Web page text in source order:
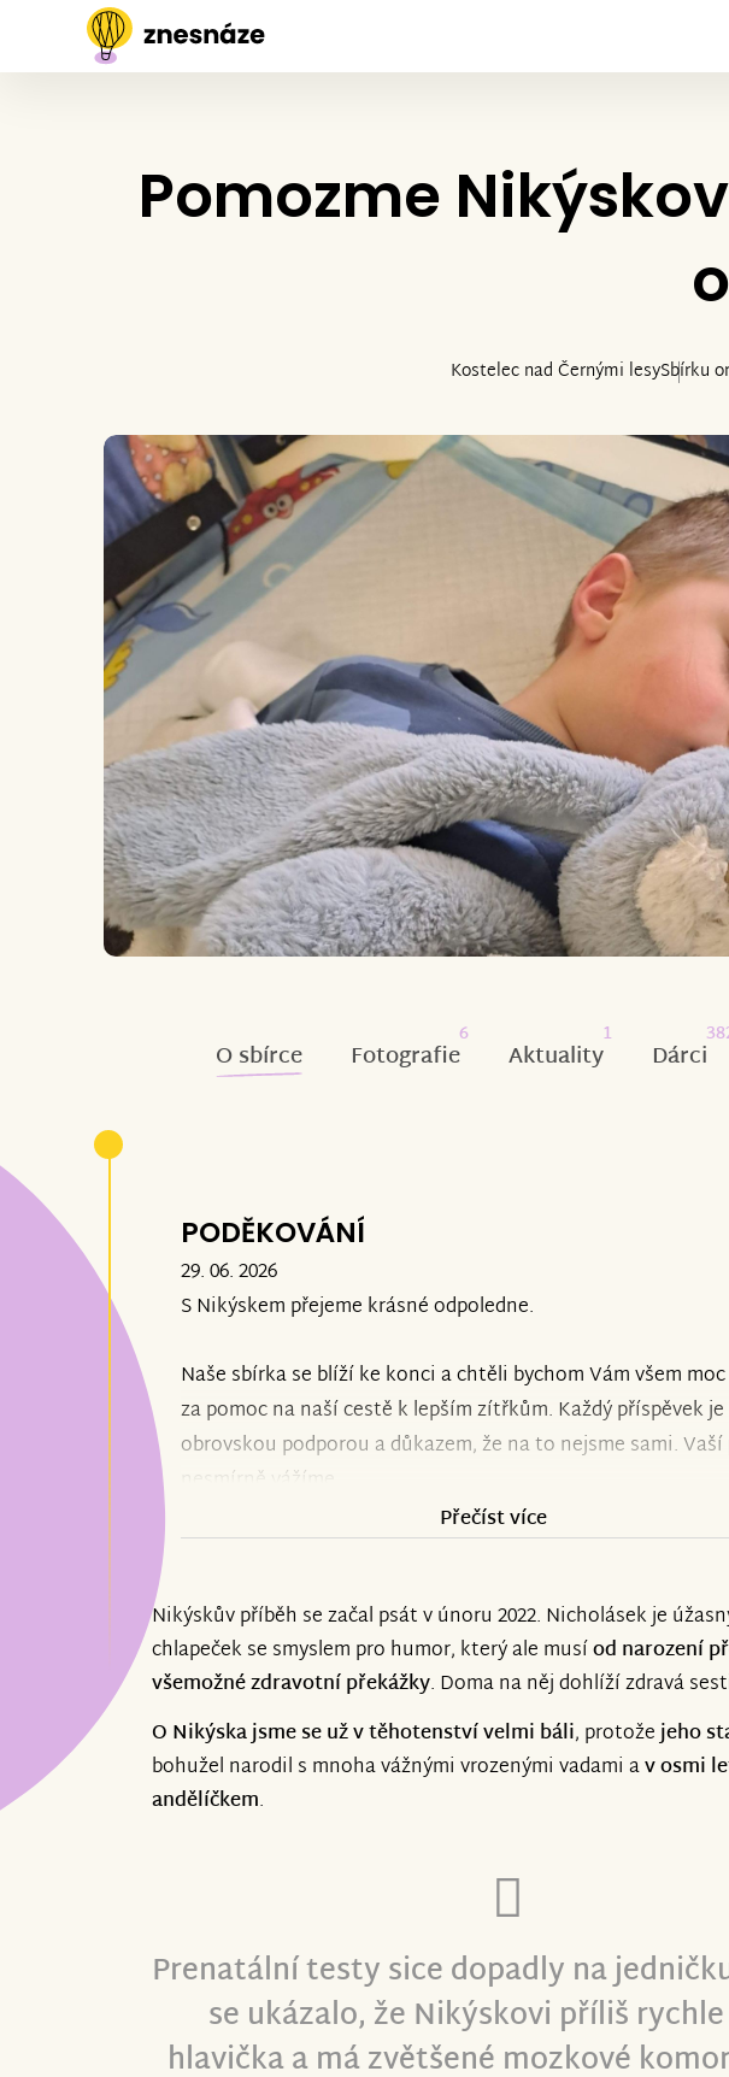
Pomozme
Kostelec nad Černými lesySbírku
O sbírce Fotografie
6
Aktuality
1
Dárci
PODĚKOVÁNÍ
29. 06. 2026
S Nikýskem přejeme krásné odpoledne.
Naše sbírka se blíží ke konci a chtěli bychom Vám všem
za pomoc na naší cestě k lepším zítřkům. Každý příspěvek
obrovskou podporou a důkazem, že na to nejsme sami.
nesmírně vážíme.
Aktuálně může Nikýsek úspěšně pokračovat v intenzivních
zaměření ortézek a bude následovat vyzvednutí a
procesy.
Děkujeme, že jste součástí naší cesty.
Přečíst více
Nikýskův příběh se začal psát v únoru 2022. Nicholásek je
chlapeček se smyslem pro humor, který ale musíod narození
všemožné zdravotní překážky. Doma na něj dohlíží zdravá
O Nikýska jsme se už v těhotenství velmi báli, protožejeho
bohužel narodil s mnoha vážnými vrozenými vadami av osmi
andělíčkem.
Prenatální testy sice dopadly na
se ukázalo, že Nikýskovi příliš
hlavička a má zvětšené mozkové